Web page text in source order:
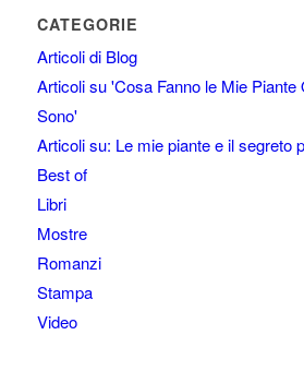
CATEGORIE
Articoli di Blog
Articoli su 'Cosa Fanno le Mie Piante
Sono'
Articoli su: Le mie piante e il segreto
Best of
Libri
Mostre
Romanzi
Stampa
Video